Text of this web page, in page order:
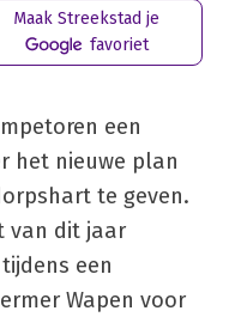
Maak Streekstad je
favoriet
een
het nieuwe plan
te geven.
van dit jaar
een
Wapen voor